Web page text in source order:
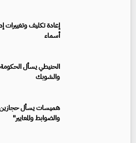
إعادة تكليف وتغييرات
أسماء
الحنيطي يسأل الحكومة
والشوبك
هميسات يسأل
والضوابط والمعايير"